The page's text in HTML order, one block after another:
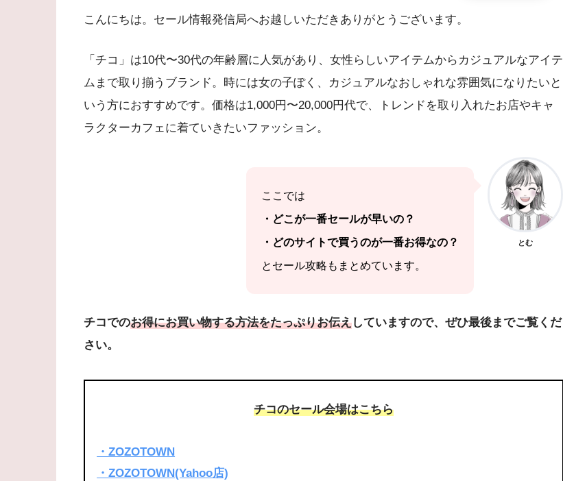
こんにちは。セール情報発信局へお越しいただきありがとうございます。
「チコ」は10代〜30代の年齢層に人気があり、女性らしいアイテムからカジュアルなアイテ
ムまで取り揃うブランド。時には女の子ぽく、カジュアルなおしゃれな雰囲気になりたいと
いう方におすすめです。価格は1,000円〜20,000円代で、トレンドを取り入れたお店やキャ
ラクターカフェに着ていきたいファッション。
ここでは
・どこが一番セールが早いの？
・どのサイトで買うのが一番お得なの？
とセール攻略もまとめています。
とむ
チコでのお得にお買い物する方法をたっぷりお伝えしていますので、ぜひ最後までご覧くだ
さい。
チコのセール会場はこちら
・ZOZOTOWN
・ZOZOTOWN(Yahoo店)